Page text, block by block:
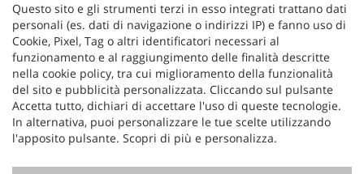
Registro delle imprese:PD
Questo sito e gli strumenti terzi in esso integrati trattano dati
personali (es. dati di navigazione o indirizzi IP) e fanno uso di
Cookie, Pixel, Tag o altri identificatori necessari al
funzionamento e al raggiungimento delle finalità descritte
nella cookie policy, tra cui miglioramento della funzionalità
del sito e pubblicità personalizzata. Cliccando sul pulsante
Accetta tutto, dichiari di accettare l'uso di queste tecnologie.
In alternativa, puoi personalizzare le tue scelte utilizzando
l'apposito pulsante. Scopri di più e personalizza.